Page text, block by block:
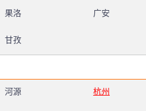
果洛 广安
甘孜
河源 杭州